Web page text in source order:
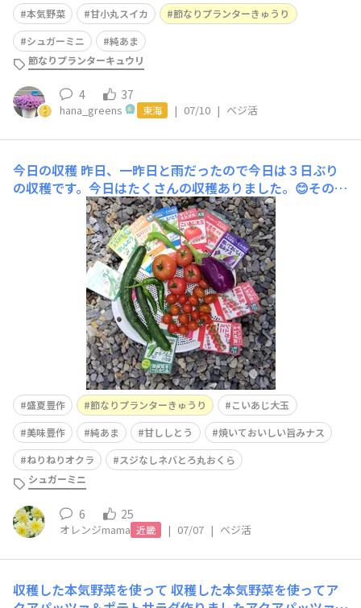
本気野菜 甘小丸スイカ
節なりプランターきゅうり
シュガーミニ
純あま
節なりプランターキュウリ
4 37
hana_greens 東海 | 07/10 | ベジ活
今日の収穫 昨日、一昨日と雨だったので今日は３日ぶり
の収穫です。今日はたくさんの収穫ありました。😊その中
でもシュガーミニは１１個も収穫、美味豊作の中玉も3個
もとれました。🍅そして、きゅうりは…盛夏豊作が１本
(合計１０本目)節なりプランターきゅうりが1本(合計１０
本目)となりました。大きな方が盛夏豊作です。今日は
盛夏豊作 節なりプランターきゅうり
こいあじ大玉
美味豊作
純あま 甘ししとう
焼いておいしい旨みナス
ねりねりオクラ
スジなしネバとろ丸おくら
シュガーミニ
6 25
オレンジmama 近畿 | 07/07 | ベジ活
収穫した本気野菜を使って 収穫した本気野菜を使ってア